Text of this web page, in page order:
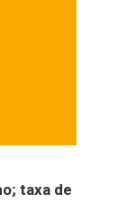
taxa de